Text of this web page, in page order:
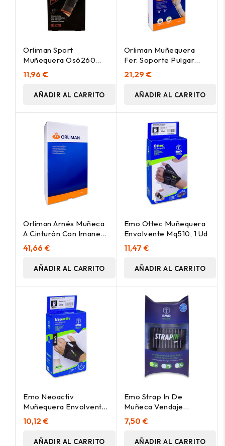
Orliman Sport
Muñequera Os6260
3/L 21-24, 1 Unidad
11,96 €
AÑADIR AL CARRITO
Orliman Muñequera
Fer. Soporte Pulgar
Izquierda. T-1 12-15Cm
21,29 €
AÑADIR AL CARRITO
Orliman Arnés Muñeca
A Cinturón Con Imanes
1013, 1 Unidad
41,66 €
AÑADIR AL CARRITO
Emo Ottec Muñequera
Envolvente Mq510, 1 Ud
11,47 €
AÑADIR AL CARRITO
Emo Neoactiv
Muñequera Envolvente
Negra, 1 Ud
10,12 €
AÑADIR AL CARRITO
Emo Strap In De
Muñeca Vendaje
Elástico Traspirable
Con Velcro
7,50 €
AÑADIR AL CARRITO